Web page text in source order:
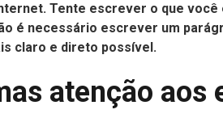
Tente escrever o que
é necessário escrever um
claro e direto possível.
atenção aos